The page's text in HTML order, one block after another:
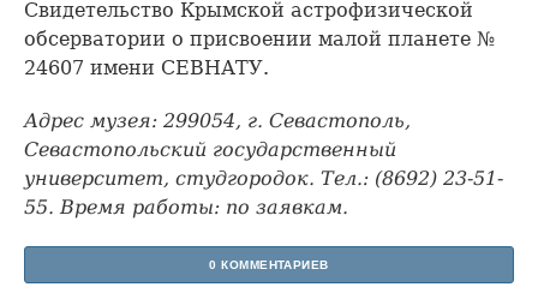
Свидетельство Крымской астрофизической
обсерватории о присвоении малой планете №
24607 имени СЕВНАТУ.
Адрес музея: 299054, г. Севастополь,
Севастопольский государственный
университет, студгородок. Тел.: (8692) 23-51-
55. Время работы: по заявкам.
0 КОММЕНТАРИЕВ